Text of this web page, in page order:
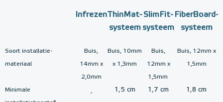
InfrezenThinMat-
systeem
SlimFit-
systeem
FiberBoard-
systeem
Soort installatie-
materiaal
Buis,
14mm x
2,0mm
Buis, 10mm
x 1,3mm
Buis,
12mm x
1,5mm
Buis, 12mm x
1,5mm
Minimale - 1,5 cm 1,7 cm 1,8 cm